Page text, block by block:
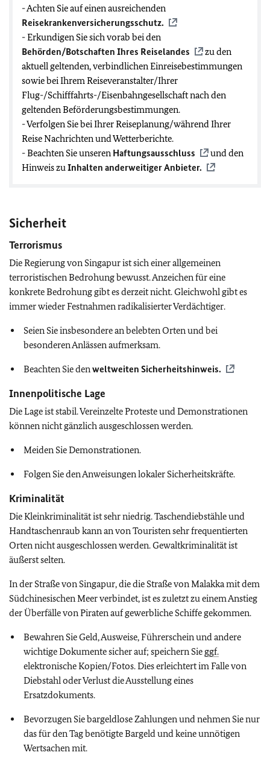
- Achten Sie auf einen ausreichenden
Reisekrankenversicherungsschutz.
- Erkundigen Sie sich vorab bei den
Behörden/Botschaften Ihres Reiselandes
zu den
aktuell geltenden, verbindlichen Einreisebestimmungen
sowie bei Ihrem Reiseveranstalter/Ihrer
Flug-/Schifffahrts-/Eisenbahngesellschaft nach den
geltenden Beförderungsbestimmungen.
- Verfolgen Sie bei Ihrer Reiseplanung/während Ihrer
Reise Nachrichten und Wetterberichte.
- Beachten Sie unseren Haftungsausschluss
und den
Hinweis zuInhalten anderweitiger Anbieter.
Sicherheit
Terrorismus
Die Regierung von Singapur ist sich einer allgemeinen
terroristischen Bedrohung bewusst. Anzeichen für eine
konkrete Bedrohung gibt es derzeit nicht. Gleichwohl gibt es
immer wieder Festnahmen radikalisierter Verdächtiger.
Seien Sie insbesondere an belebten Orten und bei
besonderen Anlässen aufmerksam.
Beachten Sie denweltweiten Sicherheitshinweis.
Innenpolitische Lage
Die Lage ist stabil. Vereinzelte Proteste und Demonstrationen
können nicht gänzlich ausgeschlossen werden.
Meiden Sie Demonstrationen.
Folgen Sie den Anweisungen lokaler Sicherheitskräfte.
Kriminalität
Die Kleinkriminalität ist sehr niedrig. Taschendiebstähle und
Handtaschenraub kann an von Touristen sehr frequentierten
Orten nicht ausgeschlossen werden. Gewaltkriminalität ist
äußerst selten.
In der Straße von Singapur, die die Straße von Malakka mit dem
Südchinesischen Meer verbindet, ist es zuletzt zu einem Anstieg
der Überfälle von Piraten auf gewerbliche Schiffe gekommen.
Bewahren Sie Geld, Ausweise, Führerschein und andere
wichtige Dokumente sicher auf; speichern Sie ggf.
elektronische Kopien/Fotos. Dies erleichtert im Falle von
Diebstahl oder Verlust die Ausstellung eines
Ersatzdokuments.
Bevorzugen Sie bargeldlose Zahlungen und nehmen Sie nur
das für den Tag benötigte Bargeld und keine unnötigen
Wertsachen mit.